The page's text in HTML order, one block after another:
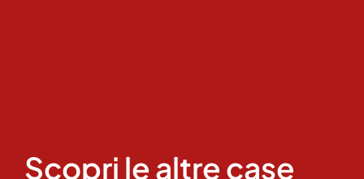
Scopri le altre case